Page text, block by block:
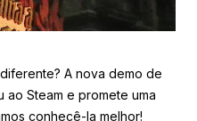
A nova demo de
Steam e promete uma
conhecê-la melhor!